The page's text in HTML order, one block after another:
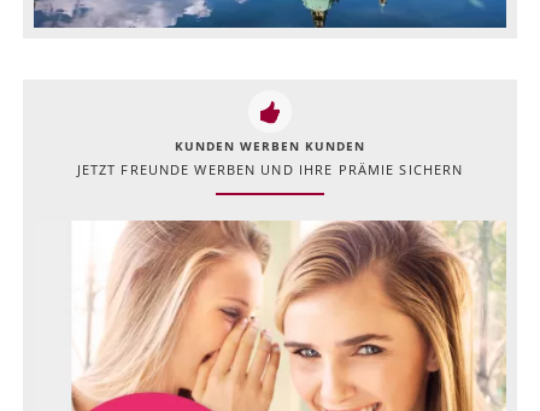
KUNDEN WERBEN KUNDEN
JETZT FREUNDE WERBEN UND IHRE PRÄMIE SICHERN